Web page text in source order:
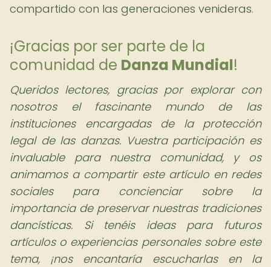
compartido con las generaciones venideras.
¡Gracias por ser parte de la
comunidad de Danza Mundial!
Queridos lectores, gracias por explorar con
nosotros el fascinante mundo de las
instituciones encargadas de la protección
legal de las danzas. Vuestra participación es
invaluable para nuestra comunidad, y os
animamos a compartir este artículo en redes
sociales para concienciar sobre la
importancia de preservar nuestras tradiciones
dancísticas. Si tenéis ideas para futuros
artículos o experiencias personales sobre este
tema, ¡nos encantaría escucharlas en la